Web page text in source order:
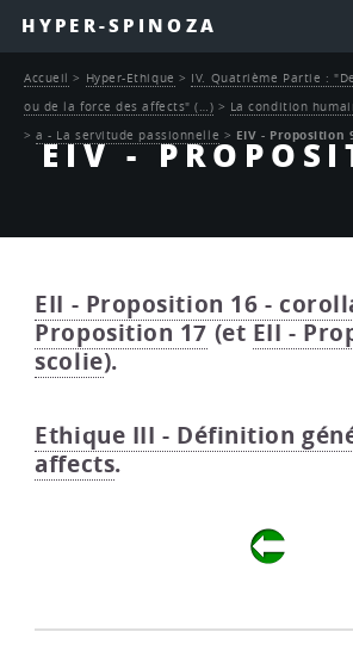
HYPER-SPINOZA
EIV -
Accueil > Hyper-Ethique > IV. Quatrième Partie :
ou de la force des affects" (…) > La condition
>a - La servitude passionnelle > EIV - Proposition
EII - Proposition 16 -
Proposition 17 (et EII -
scolie).
Ethique III - Définition
affects.